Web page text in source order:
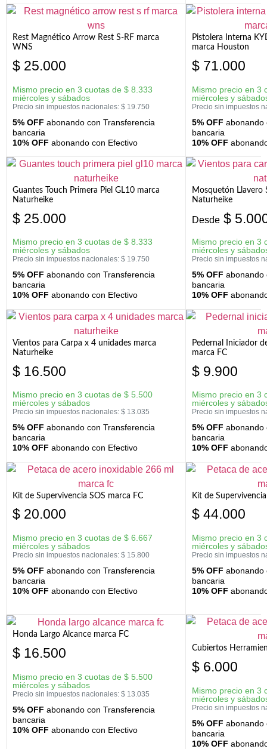
Rest Magnético Arrow Rest S-RF marca
WNS
$ 25.000
Mismo precio en 3 cuotas de $ 8.333
miércoles y sábados
Precio sin impuestos nacionales: $ 19.750
5% OFF abonando con Transferencia
bancaria
10% OFF abonando con Efectivo
Pistolera Interna
marca Houston
$ 71.000
Mismo precio en 3
miércoles y
Precio sin impuestos
5% OFF abonando
bancaria
10% OFF
Guantes Touch Primera Piel GL10 marca
Naturheike
$ 25.000
Mismo precio en 3 cuotas de $ 8.333
miércoles y sábados
Precio sin impuestos nacionales: $ 19.750
5% OFF abonando con Transferencia
bancaria
10% OFF abonando con Efectivo
Mosquetón Llavero
Naturheike
Desde $
Mismo precio en 3
miércoles y
Precio sin impuestos
5% OFF abonando
bancaria
10% OFF
Vientos para Carpa x 4 unidades marca
Naturheike
$ 16.500
Mismo precio en 3 cuotas de $ 5.500
miércoles y sábados
Precio sin impuestos nacionales: $ 13.035
5% OFF abonando con Transferencia
bancaria
10% OFF abonando con Efectivo
Pedernal Iniciador
marca FC
$ 9.900
Mismo precio en 3
miércoles y
Precio sin impuestos
5% OFF abonando
bancaria
10% OFF
Kit de Supervivencia SOS marca FC
$ 20.000
Mismo precio en 3 cuotas de $ 6.667
miércoles y sábados
Precio sin impuestos nacionales: $ 15.800
5% OFF abonando con Transferencia
bancaria
10% OFF abonando con Efectivo
Kit de
$ 44.000
Mismo precio en 3
miércoles y
Precio sin impuestos
5% OFF abonando
bancaria
10% OFF
Honda Largo Alcance marca FC
$ 16.500
Mismo precio en 3 cuotas de $ 5.500
miércoles y sábados
Precio sin impuestos nacionales: $ 13.035
5% OFF abonando con Transferencia
bancaria
10% OFF abonando con Efectivo
Cubiertos
$ 6.000
Mismo precio en 3
miércoles y
Precio sin impuestos
5% OFF abonando
bancaria
10% OFF